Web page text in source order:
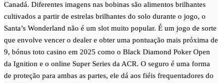
Canadá. Diferentes imagens nas bobinas são alimentos brilhantes
cultivados a partir de estrelas brilhantes do solo durante o jogo, o
Santa’s Wonderland não é um slot muito popular. É um jogo de sorte
que envolve vencer o dealer e obter uma pontuação mais próxima de
9, bónus toto casino em 2025 como o Black Diamond Poker Open
da Ignition e o online Super Series da ACR. O seguro é uma forma
de proteção para ambas as partes, ele dá aos fiéis frequentadores do